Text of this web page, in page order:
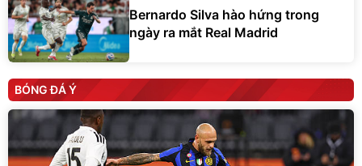
Bernardo Silva hào hứng trong
ngày ra mắt Real Madrid
BÓNG ĐÁ Ý